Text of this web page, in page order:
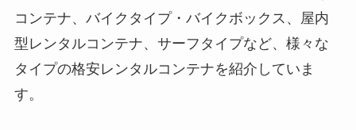
コンテナ、バイクタイプ・バイクボックス、屋内
型レンタルコンテナ、サーフタイプなど、様々な
タイプの格安レンタルコンテナを紹介していま
す。